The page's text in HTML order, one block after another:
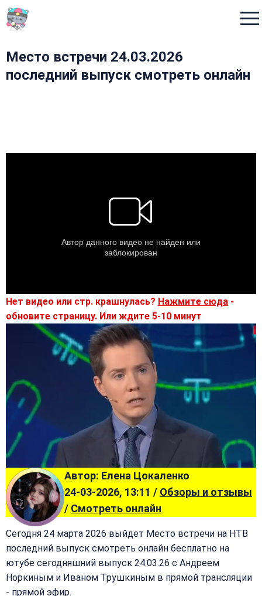
Место встречи 24.03.2026
последний выпуск смотреть онлайн
Нет видео или стр. крашнулась? Нажмите сюда -
обновите страницу. Или ждите 5-10 минут
Автор: Елена Цокаленко
24-03-2026, 13:11 / Обзоры и отзывы
/ Смотреть онлайн
Сегодня 24 марта 2026 выйдет Место встречи на НТВ
последний выпуск смотреть онлайн бесплатно на
ютубе сегодняшний выпуск 24.03.26 с Андреем
Норкиным и Иваном Трушкиным в прямой трансляции
- прямой эфир.